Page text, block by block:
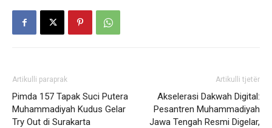
Artikulli paraprak
Pimda 157 Tapak Suci Putera
Muhammadiyah Kudus Gelar
Try Out di Surakarta
Artikulli tjetër
Akselerasi Dakwah Digital:
Pesantren Muhammadiyah
Jawa Tengah Resmi Digelar,